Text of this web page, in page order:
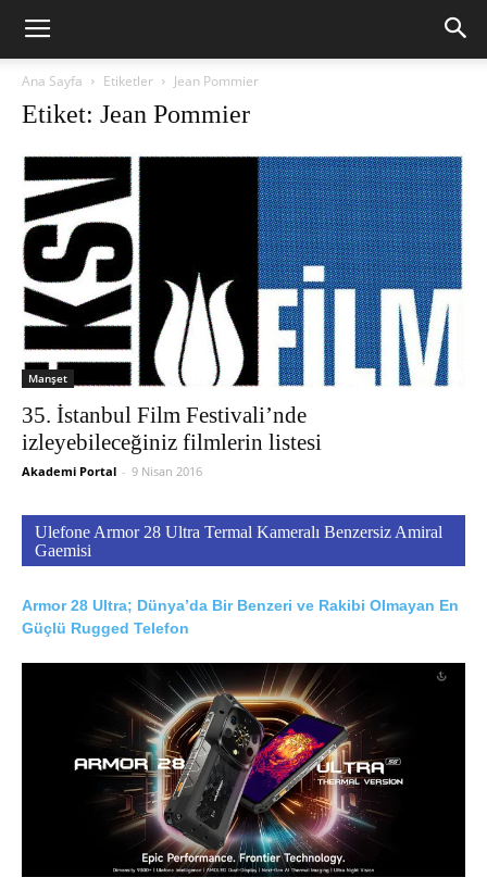
Ana Sayfa Etiketler Jean Pommier
Etiket: Jean Pommier
Manşet
35. İstanbul Film Festivali’nde
izleyebileceğiniz filmlerin listesi
Akademi Portal - 9 Nisan 2016
Ulefone Armor 28 Ultra Termal Kameralı Benzersiz Amiral
Gaemisi
Armor 28 Ultra; Dünya’da Bir Benzeri ve Rakibi Olmayan En
Güçlü Rugged Telefon